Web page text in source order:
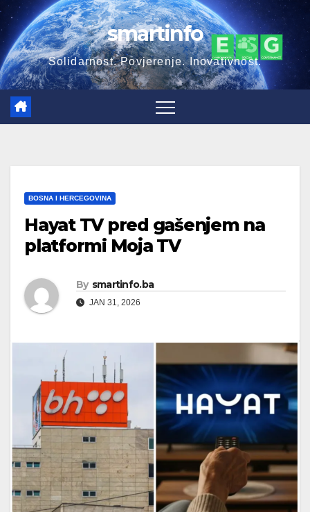
Skip
to
content
smartinfo
Solidarnost. Povjerenje. Inovativnost.
BOSNA I HERCEGOVINA
Hayat TV pred gašenjem na
platformi Moja TV
By smartinfo.ba
JAN 31, 2026